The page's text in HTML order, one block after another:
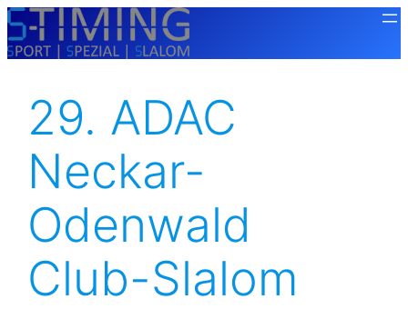
Zum
Inhalt
29. ADAC
Neckar-
Odenwald
Club-Slalom